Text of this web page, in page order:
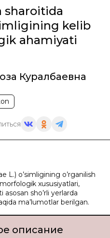
sharoitida
kelib
ahamiyati
Куралбаевна
L.) o’simligining o’rganilish
xususiyatlari,
sho’rli yerlarda
ma’lumotlar berilgan.
описание